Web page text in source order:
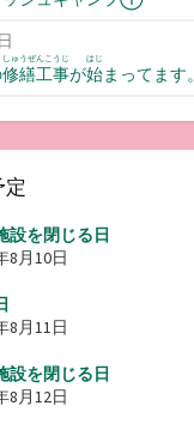
修繕工事
しゅうぜんこうじ
が始
はじ
まってます。
定
設を閉じる日
8月10日
8月11日
設を閉じる日
8月12日